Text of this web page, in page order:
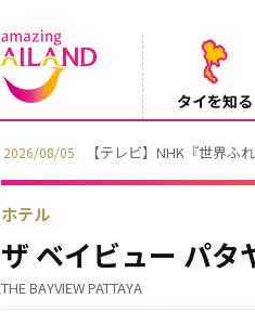
タイを知る
2026/08/05 【テレビ】NHK『世界ふ
ホテル
ザ ベイビュー パタ
THE BAYVIEW PATTAYA